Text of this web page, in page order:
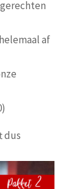
af
dus